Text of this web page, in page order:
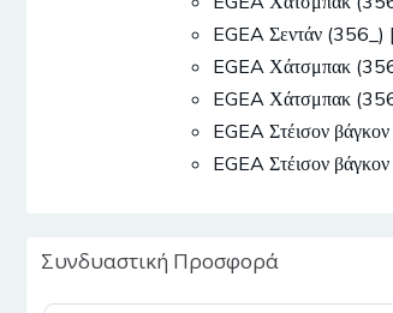
EGEA Σεντάν
EGEA Χάτσμπακ
EGEA Χάτσμπακ
EGEA Στέισον
EGEA Στέισον
Συνδυαστική Προσφορά